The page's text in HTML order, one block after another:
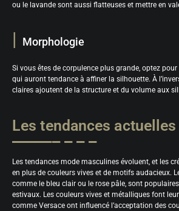
ou le lavande sont aussi flatteuses et mettre en
Morphologie
Si vous êtes de corpulence plus grande, optez
qui auront tendance à affiner la silhouette. À
claires ajoutent de la structure et du volume aux
Les tendances actuelles
Les tendances mode masculines évoluent, et les
en plus de couleurs vives et de motifs audacieux.
comme le bleu clair ou le rose pâle, sont
estivaux. Les couleurs vives et métalliques font
comme Versace ont influencé l’acceptation des